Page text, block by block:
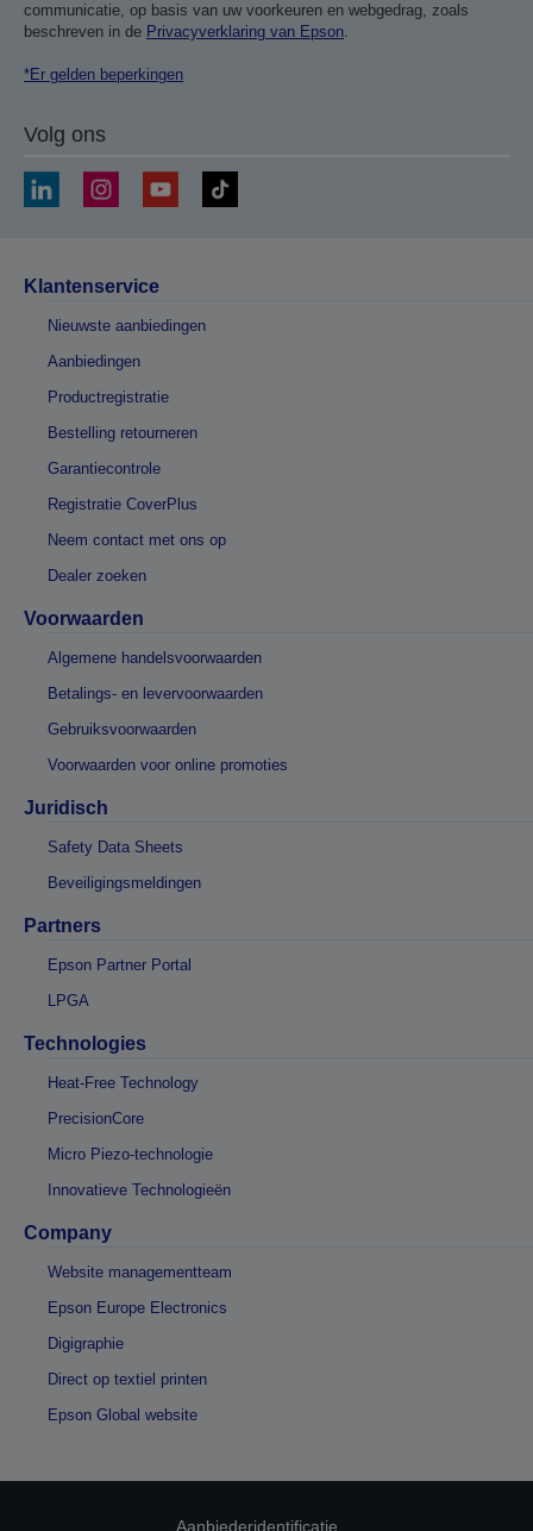
communicatie, op basis van uw voorkeuren en webgedrag, zoals
beschreven in de Privacyverklaring van Epson.
*Er gelden beperkingen
Volg ons
Klantenservice
Nieuwste aanbiedingen
Aanbiedingen
Productregistratie
Bestelling retourneren
Garantiecontrole
Registratie CoverPlus
Neem contact met ons op
Dealer zoeken
Voorwaarden
Algemene handelsvoorwaarden
Betalings- en levervoorwaarden
Gebruiksvoorwaarden
Voorwaarden voor online promoties
Juridisch
Safety Data Sheets
Beveiligingsmeldingen
Partners
Epson Partner Portal
LPGA
Technologies
Heat-Free Technology
PrecisionCore
Micro Piezo-technologie
Innovatieve Technologieën
Company
Website managementteam
Epson Europe Electronics
Digigraphie
Direct op textiel printen
Epson Global website
Aanbiederidentificatie